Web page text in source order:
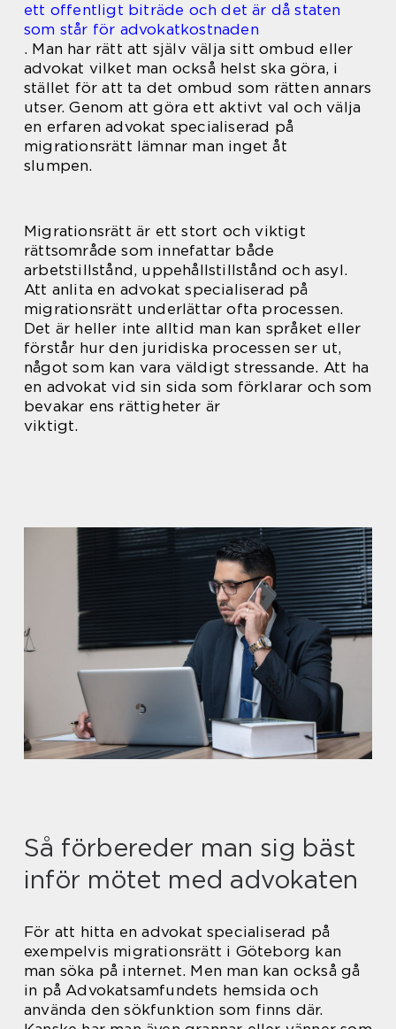
ett offentligt biträde och det är då staten
som står för advokatkostnaden
. Man har rätt att själv välja sitt ombud eller
advokat vilket man också helst ska göra, i
stället för att ta det ombud som rätten annars
utser. Genom att göra ett aktivt val och välja
en erfaren advokat specialiserad på
migrationsrätt lämnar man inget åt
slumpen.
Migrationsrätt är ett stort och viktigt
rättsområde som innefattar både
arbetstillstånd, uppehållstillstånd och asyl.
Att anlita en advokat specialiserad på
migrationsrätt underlättar ofta processen.
Det är heller inte alltid man kan språket eller
förstår hur den juridiska processen ser ut,
något som kan vara väldigt stressande. Att ha
en advokat vid sin sida som förklarar och som
bevakar ens rättigheter är
viktigt.
Så förbereder man sig bäst
inför mötet med advokaten
För att hitta en advokat specialiserad på
exempelvis migrationsrätt i Göteborg kan
man söka på internet. Men man kan också gå
in på Advokatsamfundets hemsida och
använda den sökfunktion som finns där.